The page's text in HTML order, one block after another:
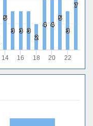
5
5
3
3 3
3 3
3
2
2
4
4 4
4
5
5
3
3
7
7
14 16 18 20 22